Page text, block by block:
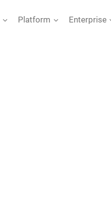
Platform Enterprise